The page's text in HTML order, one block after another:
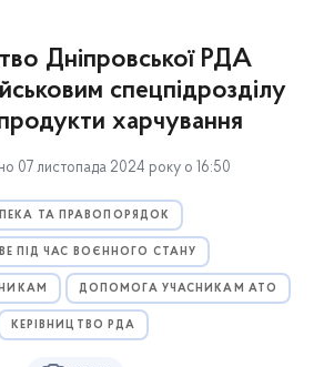
Дніпровської РДА
спецпідрозділу
харчування
07 листопада 2024 року о 16:50
ТА ПРАВОПОРЯДОК
ПІД ЧАС ВОЄННОГО СТАНУ
ДОПОМОГА УЧАСНИКАМ АТО
КЕРІВНИЦТВО РДА